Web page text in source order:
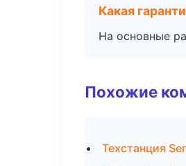
Какая
На основные
Похожие
Техстанция